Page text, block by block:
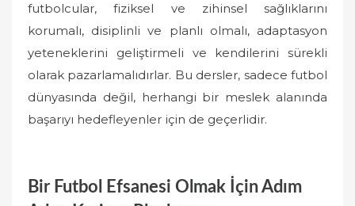
futbolcular, fiziksel ve zihinsel sağlıklarını
korumalı, disiplinli ve planlı olmalı, adaptasyon
yeteneklerini geliştirmeli ve kendilerini sürekli
olarak pazarlamalıdırlar. Bu dersler, sadece futbol
dünyasında değil, herhangi bir meslek alanında
başarıyı hedefleyenler için de geçerlidir.
Bir Futbol Efsanesi Olmak İçin Adım